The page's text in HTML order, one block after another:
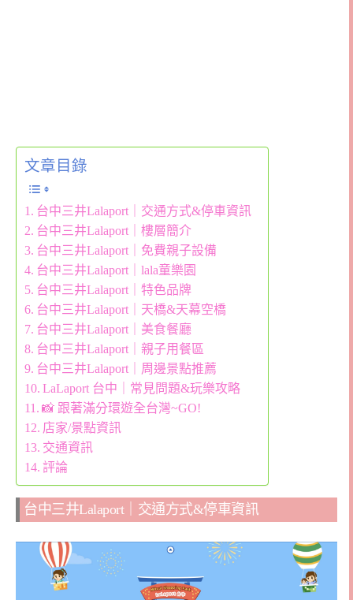
文章目錄
台中三井Lalaport｜交通方式&停車資訊
台中三井Lalaport｜樓層簡介
台中三井Lalaport｜免費親子設備
台中三井Lalaport｜lala童樂園
台中三井Lalaport｜特色品牌
台中三井Lalaport｜天橋&天幕空橋
台中三井Lalaport｜美食餐廳
台中三井Lalaport｜親子用餐區
台中三井Lalaport｜周邊景點推薦
LaLaport 台中｜常見問題&玩樂攻略
📸 跟著滿分環遊全台灣~GO!
店家/景點資訊
交通資訊
評論
台中三井Lalaport｜交通方式&停車資訊